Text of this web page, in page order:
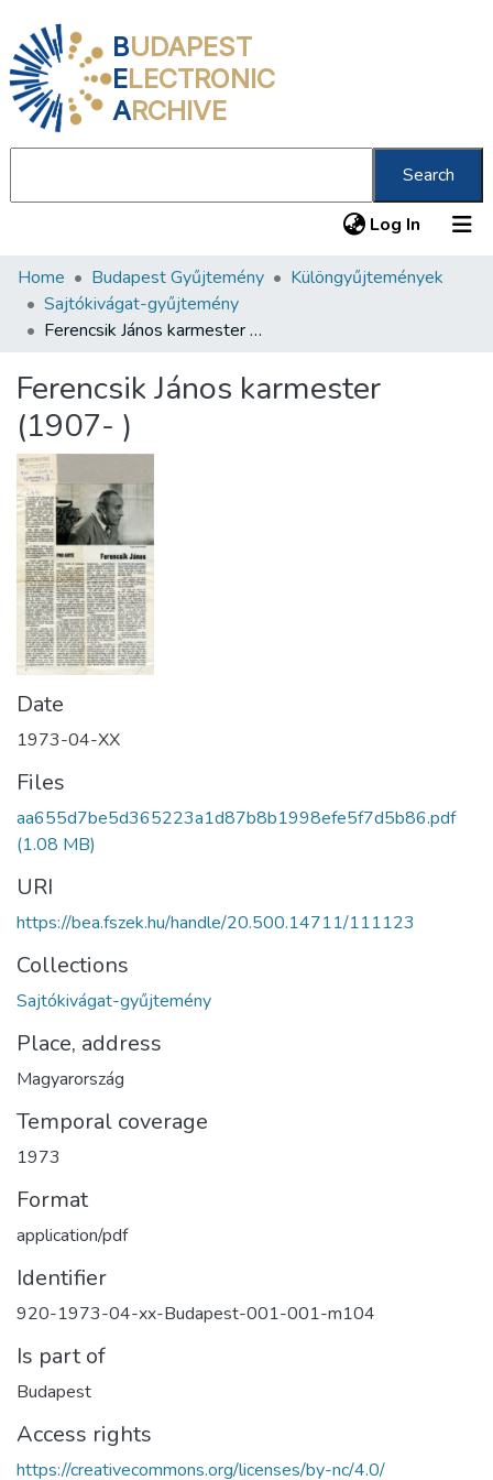
BUDAPEST
ELECTRONIC
ARCHIVE
Search
Log In (current)
Communities & Collections
All of DSpace
About us
Home Budapest Gyűjtemény
Különgyűjtemények
Sajtókivágat-gyűjtemény
Ferencsik János karmester (1907- )
Ferencsik János karmester
(1907- )
Date
1973-04-XX
Files
aa655d7be5d365223a1d87b8b1998efe5f7d5b86.pdf
(1.08 MB)
URI
https://bea.fszek.hu/handle/20.500.14711/111123
Collections
Sajtókivágat-gyűjtemény
Place, address
Magyarország
Temporal coverage
1973
Format
application/pdf
Identifier
920-1973-04-xx-Budapest-001-001-m104
Is part of
Budapest
Access rights
https://creativecommons.org/licenses/by-nc/4.0/